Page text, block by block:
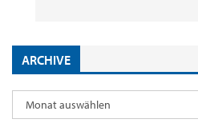
ARCHIVE